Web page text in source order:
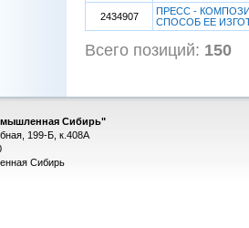
2434907
ПРЕСС -
СПОСОБ ЕЕ
Всего позиций: 150
Сибирь"
199-Б, к.408А
Сибирь